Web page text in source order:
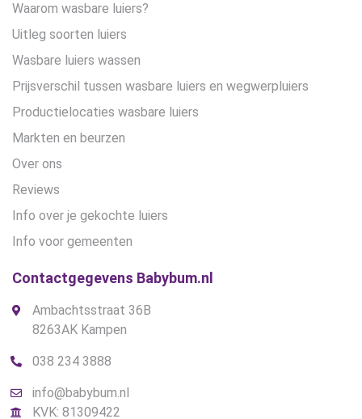
Waarom wasbare luiers?
Uitleg soorten luiers
Wasbare luiers wassen
Prijsverschil tussen wasbare luiers en wegwerpluiers
Productielocaties wasbare luiers
Markten en beurzen
Over ons
Reviews
Info over je gekochte luiers
Info voor gemeenten
Contactgegevens Babybum.nl
Ambachtsstraat 36B
8263AK Kampen
038 234 3888
info@babybum.nl
KVK: 81309422